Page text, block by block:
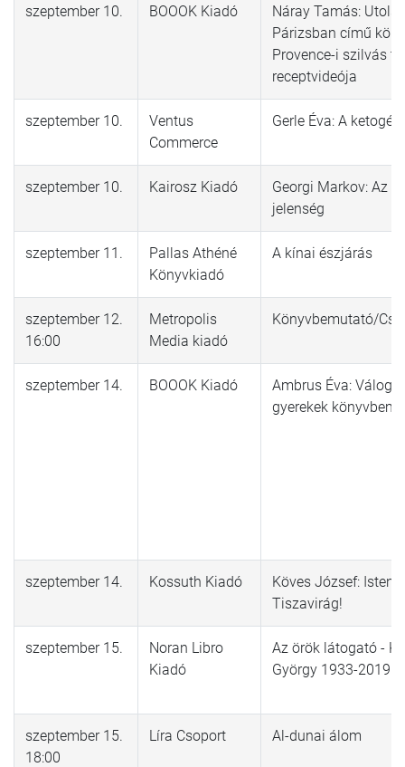
szeptember 10. BOOOK Kiadó
Náray Tamás:
Párizsban című
Provence-i szilvás
receptvideója
szeptember 10.
Ventus
Commerce
Gerle Éva: A
szeptember 10. Kairosz Kiadó
Georgi Markov: Az
jelenség
szeptember 11.
Pallas Athéné
Könyvkiadó
A kínai észjárás
szeptember 12.
16:00
Metropolis
Media kiadó
Könyvbemutató/
szeptember 14. BOOOK Kiadó
Ambrus Éva:
gyerekek
szeptember 14. Kossuth Kiadó
Köves József: Isten
Tiszavirág!
szeptember 15.
Noran Libro
Kiadó
Az örök látogató -
György 1933-2019
szeptember 15.
18:00
Líra Csoport Al-dunai álom